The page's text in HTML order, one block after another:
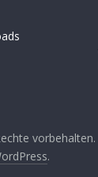
vorbehalten.
.